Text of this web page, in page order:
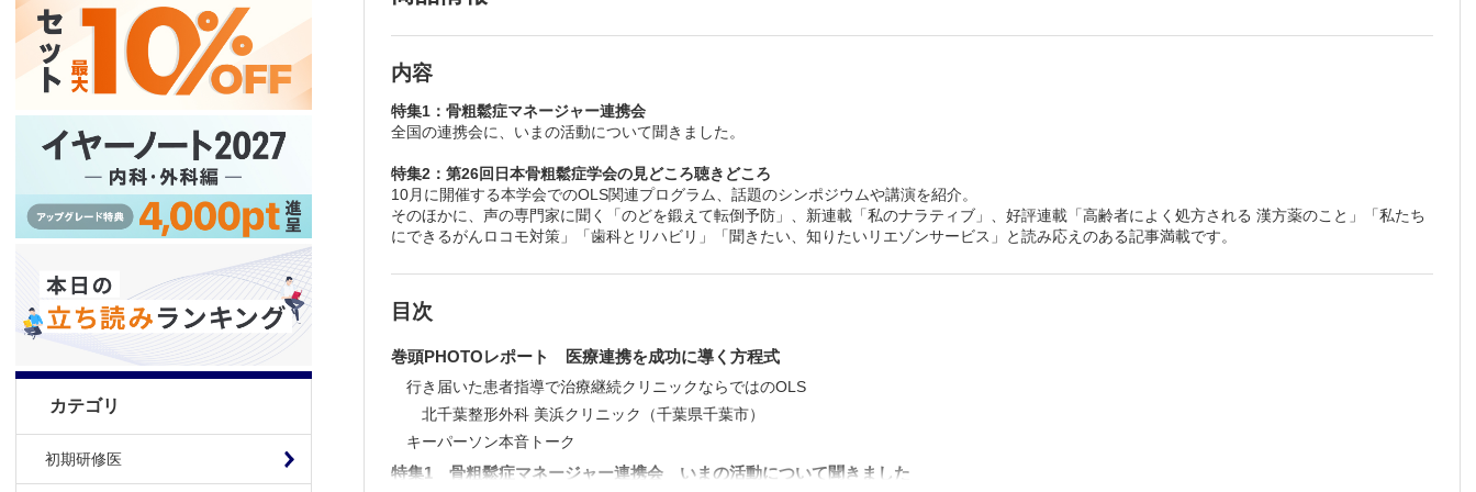
カテゴリ
初期研修医
骨粗鬆症と歯周病の深い関係◎島谷 浩幸
内容
特集1：骨粗鬆症マネージャー連携会
全国の連携会に、いまの活動について聞きました。
特集2：第26回日本骨粗鬆症学会の見どころ聴きどころ
10月に開催する本学会でのOLS関連プログラム、話題のシンポジウムや講演を紹介。
そのほかに、声の専門家に聞く「のどを鍛えて転倒予防」、新連載「私のナラティブ」、好評連載「高齢者によく処方される 漢方薬のこと」「私たち
にできるがんロコモ対策」「歯科とリハビリ」「聞きたい、知りたいリエゾンサービス」と読み応えのある記事満載です。
目次
巻頭PHOTOレポート 医療連携を成功に導く方程式
行き届いた患者指導で治療継続クリニックならではのOLS
北千葉整形外科 美浜クリニック（千葉県千葉市）
キーパーソン本音トーク
特集1 骨粗鬆症マネージャー連携会 いまの活動について聞きました